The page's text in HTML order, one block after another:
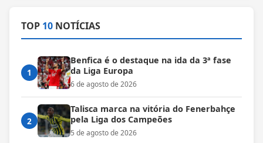
TOP 10 NOTÍCIAS
1
Benfica é o destaque na ida da 3ª fase
da Liga Europa
6 de agosto de 2026
2
Talisca marca na vitória do Fenerbahçe
pela Liga dos Campeões
5 de agosto de 2026